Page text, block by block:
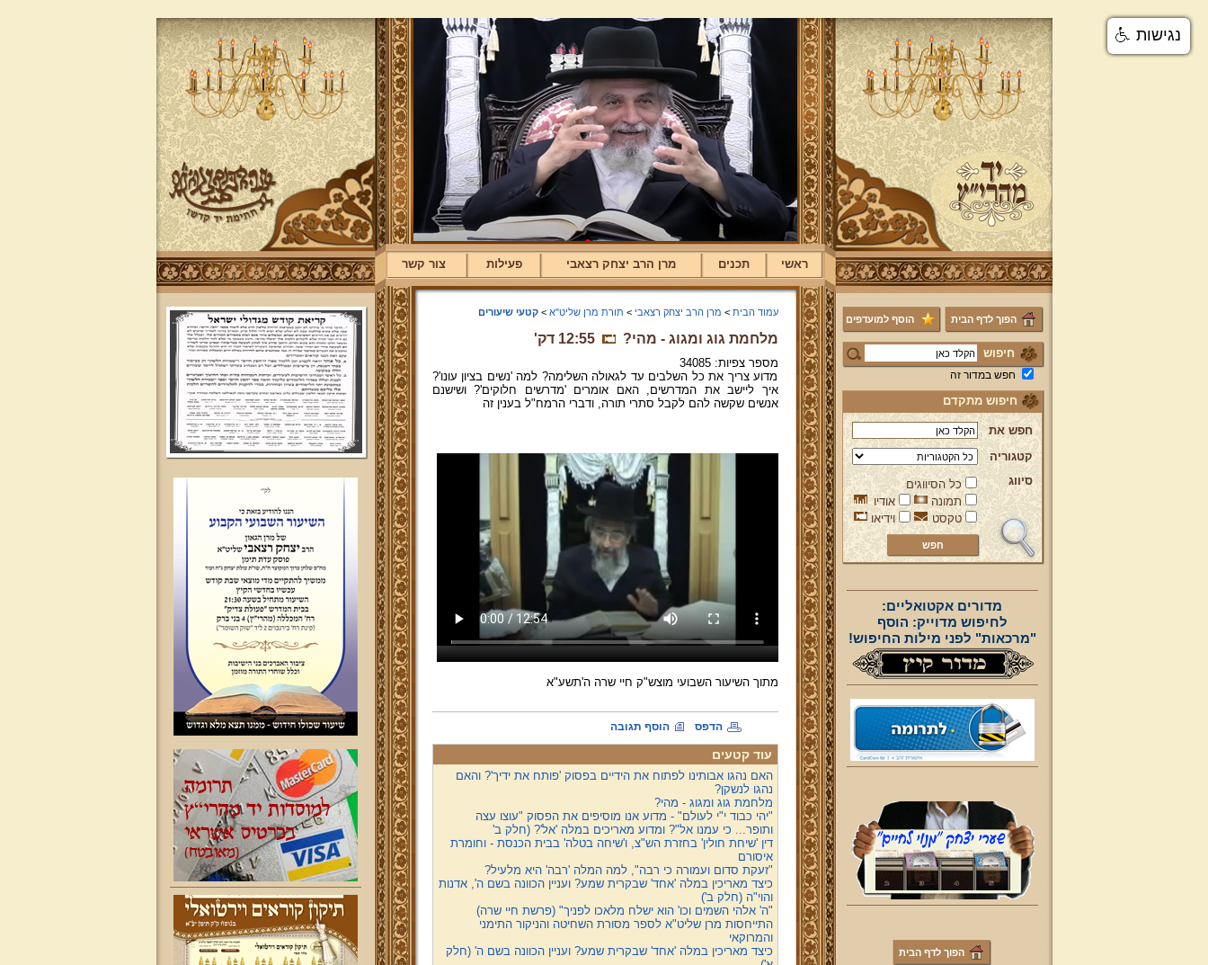
ראשי תכנים מרן הרב יצחק רצאבי פעילות צור קשר
הפוך לדף הבית הוסף למועדפים
חיפוש
חפש במדור זה
חיפוש מתקדם
חפש את
קטגוריה
סיווג
כל הסיווגים
תמונה
אודיו
טקסט
וידיאו
מדורים אקטואליים:
לחיפוש מדוייק: הוסף
"מרכאות" לפני מילות החיפוש!
הפוך לדף הבית
עמוד הבית > מרן הרב יצחק רצאבי > תורת מרן שליט"א >קטעי שיעורים
מלחמת גוג ומגוג - מהי? 12:55 דק'
מספר צפיות: 34085
מדוע צריך את כל השלבים עד לגאולה השלימה? למה 'נשים בציון עונו'?
איך ליישב את המדרשים, האם אומרים 'מדרשים חלוקים'? ושישנם
אנשים שקשה להם לקבל סתרי תורה, ודברי הרמח"ל בענין זה
מתוך השיעור השבועי מוצש"ק חיי שרה ה'תשע"א
הדפס הוסף תגובה
עוד קטעים
האם נהגו אבותינו לפתוח את הידיים בפסוק 'פותח את ידיך'? והאם
נהגו לנשקן?
מלחמת גוג ומגוג - מהי?
"יהי כבוד י"י לעולם" - מדוע אנו מוסיפים את הפסוק "עוצו עצה
ותופר... כי עמנו אל"? ומדוע מאריכים במלה 'אל'? (חלק ב'
דין 'שיחת חולין' בחזרת הש"צ, ו'שיחה בטלה' בבית הכנסת - וחומרת
איסורם
"זעקת סדום ועמורה כי רבה", למה המלה 'רבה' היא מלעיל?
כיצד מאריכין במלה 'אחד' שבקרית שמע? ועניין הכוונה בשם ה', אדנות
והוי"ה (חלק ב')
"ה' אלהי השמים וכו' הוא ישלח מלאכו לפניך" (פרשת חיי שרה)
התייחסות מרן שליט"א לספר מסורת השחיטה והניקור התימני
והמרוקאי
כיצד מאריכין במלה 'אחד' שבקרית שמע? ועניין הכוונה בשם ה' (חלק
נגישות